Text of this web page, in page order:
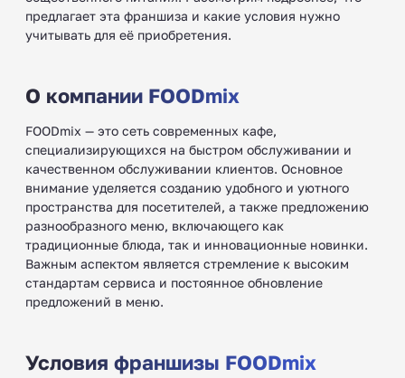
предлагает эта франшиза и какие условия нужно
учитывать для её приобретения.
О компании FOODmix
FOODmix — это сеть современных кафе,
специализирующихся на быстром обслуживании и
качественном обслуживании клиентов. Основное
внимание уделяется созданию удобного и уютного
пространства для посетителей, а также предложению
разнообразного меню, включающего как
традиционные блюда, так и инновационные новинки.
Важным аспектом является стремление к высоким
стандартам сервиса и постоянное обновление
предложений в меню.
Условия франшизы FOODmix